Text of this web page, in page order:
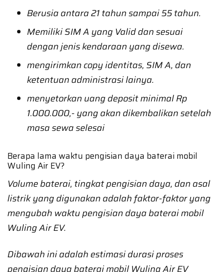
Berusia antara 21 tahun sampai 55 tahun.
Memiliki SIM A yang Valid dan sesuai
dengan jenis kendaraan yang disewa.
mengirimkan copy identitas, SIM A, dan
ketentuan administrasi lainya.
menyetorkan uang deposit minimal Rp
1.000.000,- yang akan dikembalikan setelah
masa sewa selesai
Berapa lama waktu pengisian daya baterai mobil
Wuling Air EV?
Volume baterai, tingkat pengisian daya, dan asal
listrik yang digunakan adalah faktor-faktor yang
mengubah waktu pengisian daya baterai mobil
Wuling Air EV.
Dibawah ini adalah estimasi durasi proses
pengisian daya baterai mobil Wuling Air EV